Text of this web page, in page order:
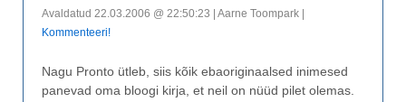
Avaldatud 22.03.2006 @ 22:50:23 | Aarne Toompark |
Kommenteeri!
Nagu Pronto ütleb, siis kõik ebaoriginaalsed inimesed
panevad oma bloogi kirja, et neil on nüüd pilet olemas.